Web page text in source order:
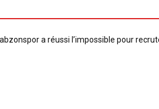
a réussi l’impossible pour